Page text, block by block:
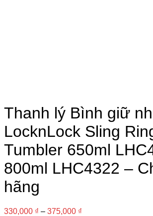
Thanh lý Bình giữ
LocknLock Sling
Tumbler 650ml
800ml LHC4322 –
hãng
330,000 ₫ – 375,000 ₫